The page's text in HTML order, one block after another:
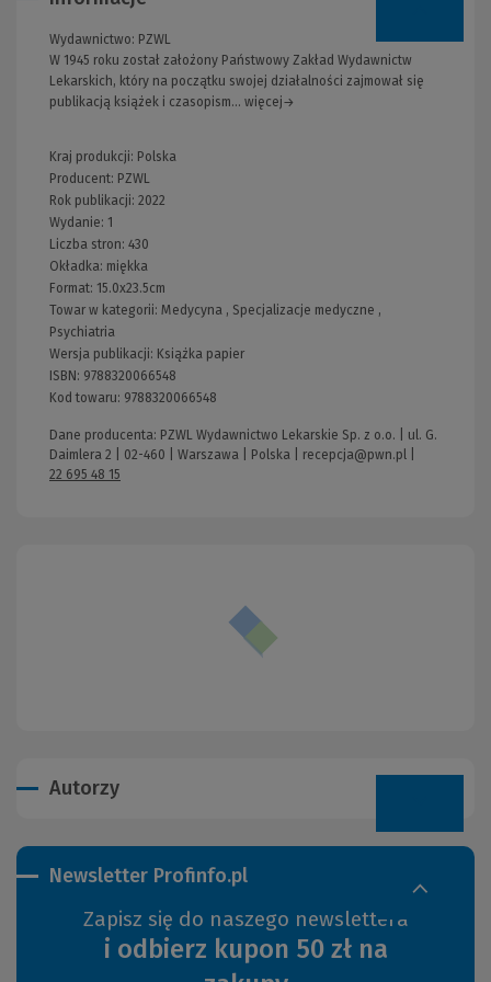
Wydawnictwo: PZWL
W 1945 roku został założony Państwowy Zakład Wydawnictw
Lekarskich, który na początku swojej działalności zajmował się
publikacją książek i czasopism... więcej→
Kraj produkcji: Polska
Producent: PZWL
Rok publikacji: 2022
Wydanie: 1
Liczba stron: 430
Okładka: miękka
Format: 15.0x23.5cm
Towar w kategorii: Medycyna , Specjalizacje medyczne ,
Psychiatria
Wersja publikacji: Książka papier
ISBN: 9788320066548
Kod towaru: 9788320066548
Dane producenta: PZWL Wydawnictwo Lekarskie Sp. z o.o. | ul. G.
Daimlera 2 | 02-460 | Warszawa | Polska | recepcja@pwn.pl
22 695 48 15
Autorzy
Newsletter Profinfo.pl
Zapisz się do naszego newslettera
i odbierz kupon 50 zł na